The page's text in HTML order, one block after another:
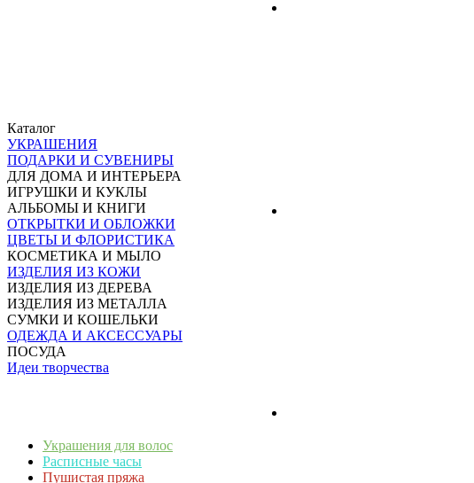
Каталог
УКРАШЕНИЯ
ПОДАРКИ И СУВЕНИРЫ
ДЛЯ ДОМА И ИНТЕРЬЕРА
ИГРУШКИ И КУКЛЫ
АЛЬБОМЫ И КНИГИ
ОТКРЫТКИ И ОБЛОЖКИ
ЦВЕТЫ И ФЛОРИСТИКА
КОСМЕТИКА И МЫЛО
ИЗДЕЛИЯ ИЗ КОЖИ
ИЗДЕЛИЯ ИЗ ДЕРЕВА
ИЗДЕЛИЯ ИЗ МЕТАЛЛА
СУМКИ И КОШЕЛЬКИ
ОДЕЖДА И АКСЕССУАРЫ
ПОСУДА
Идеи творчества
Украшения для волос
Расписные часы
Пушистая пряжа